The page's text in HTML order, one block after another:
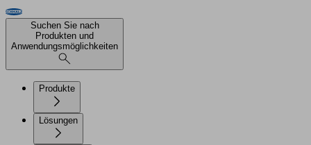
Suchen Sie nach
Produkten und
Anwendungsmöglichkeiten
Produkte
Lösungen